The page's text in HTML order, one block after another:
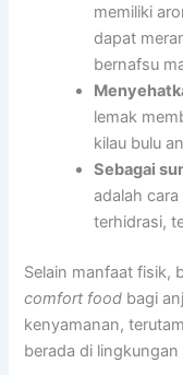
memiliki
dapat
bernafsu
lemak
kilau bulu
Sebagai
adalah
terhidrasi,
Selain manfaat fisik,
comfort food bagi
kenyamanan,
berada di lingkungan